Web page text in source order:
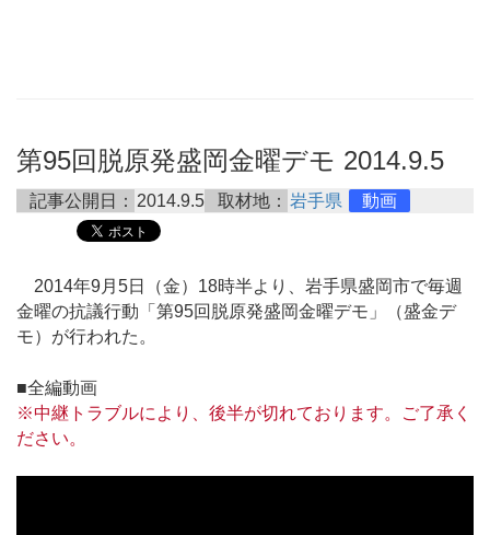
第95回脱原発盛岡金曜デモ 2014.9.5
記事公開日： 2014.9.5 取材地： 岩手県 動画
2014年9月5日（金）18時半より、岩手県盛岡市で毎週
金曜の抗議行動「第95回脱原発盛岡金曜デモ」（盛金デ
モ）が行われた。
■全編動画
※中継トラブルにより、後半が切れております。ご了承く
ださい。